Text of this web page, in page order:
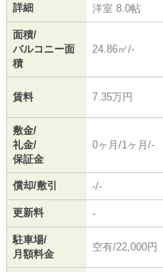
詳細
洋室 8.0帖
面積/
バルコニー面
積
24.86㎡/-
賃料 7.35万円
敷金/
礼金/
保証金
0ヶ月/1ヶ月/-
償却/敷引 -/-
更新料 -
駐車場/
月額料金
空有/22,000円